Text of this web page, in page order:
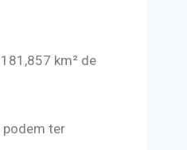
km² de
ter